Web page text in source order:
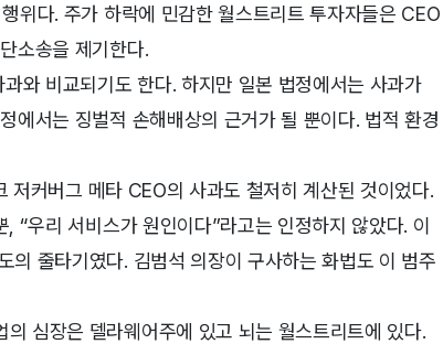
위다. 주가 하락에 민감한 월스트리트 투자자들은 CEO
소송을 제기한다.
와 비교되기도 한다. 하지만 일본 법정에서는 사과가
에서는 징벌적 손해배상의 근거가 될 뿐이다. 법적 환경
커버그 메타 CEO의 사과도 철저히 계산된 것이었다.
“우리 서비스가 원인이다”라고는 인정하지 않았다. 이
줄타기였다. 김범석 의장이 구사하는 화법도 이 범주
심장은 델라웨어주에 있고 뇌는 월스트리트에 있다.